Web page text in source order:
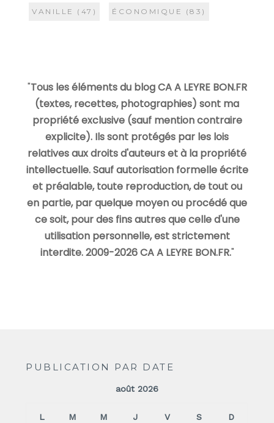
VANILLE (47) ÉCONOMIQUE (83)
"Tous les éléments du blog CA A LEYRE BON.FR
(textes, recettes, photographies) sont ma
propriété exclusive (sauf mention contraire
explicite). Ils sont protégés par les lois
relatives aux droits d'auteurs et à la propriété
intellectuelle. Sauf autorisation formelle écrite
et préalable, toute reproduction, de tout ou
en partie, par quelque moyen ou procédé que
ce soit, pour des fins autres que celle d'une
utilisation personnelle, est strictement
interdite. 2009-2026 CA A LEYRE BON.FR."
PUBLICATION PAR DATE
août 2026
L M M J V S D